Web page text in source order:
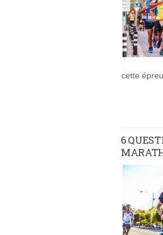
cette
6